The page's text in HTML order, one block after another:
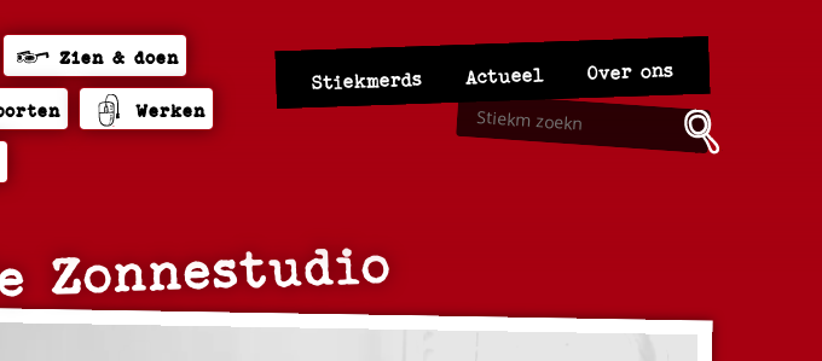
Zien & doen
Werken
Stiekmerds Actueel Over ons